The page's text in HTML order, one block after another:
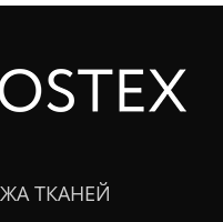
ТКАНЕЙ